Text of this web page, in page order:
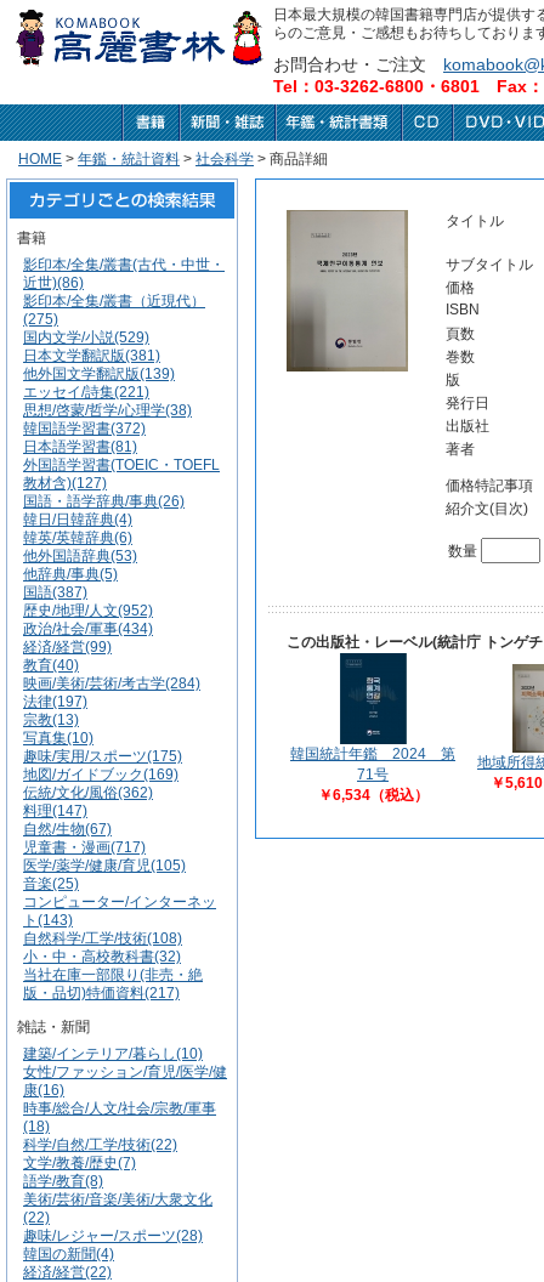
日本最大規模の韓国書籍専門店が提供
らのご意見・ご感想もお待ちしておりま
お問合わせ・ご注文
Tel：03-3262-6800・6801 Fax
HOME > 年鑑・統計資料 > 社会科学 > 商品詳細
書籍
影印本/全集/叢書(古代・中世・
近世)(86)
影印本/全集/叢書（近現代）
(275)
国内文学/小説(529)
日本文学翻訳版(381)
他外国文学翻訳版(139)
エッセイ/詩集(221)
思想/啓蒙/哲学/心理学(38)
韓国語学習書(372)
日本語学習書(81)
外国語学習書(TOEIC・TOEFL
教材含)(127)
国語・語学辞典/事典(26)
韓日/日韓辞典(4)
韓英/英韓辞典(6)
他外国語辞典(53)
他辞典/事典(5)
国語(387)
歴史/地理/人文(952)
政治/社会/軍事(434)
経済/経営(99)
教育(40)
映画/美術/芸術/考古学(284)
法律(197)
宗教(13)
写真集(10)
趣味/実用/スポーツ(175)
地図/ガイドブック(169)
伝統/文化/風俗(362)
料理(147)
自然/生物(67)
児童書・漫画(717)
医学/薬学/健康/育児(105)
音楽(25)
コンピューター/インターネッ
ト(143)
自然科学/工学/技術(108)
小・中・高校教科書(32)
当社在庫一部限り(非売・絶
版・品切)特価資料(217)
雑誌・新聞
建築/インテリア/暮らし(10)
女性/ファッション/育児/医学/健
康(16)
時事/総合/人文/社会/宗教/軍事
(18)
科学/自然/工学/技術(22)
文学/教養/歴史(7)
語学/教育(8)
美術/芸術/音楽/美術/大衆文化
(22)
趣味/レジャー/スポーツ(28)
韓国の新聞(4)
経済/経営(22)
タイトル
サブタイトル
価格
ISBN
頁数
巻数
版
発行日
出版社
著者
価格特記事項
紹介文(目次)
数量
この出版社・レーベル(統計庁 トンゲ
韓国統計年鑑 2024 第
71号
￥6,534（税込）
地域所
￥